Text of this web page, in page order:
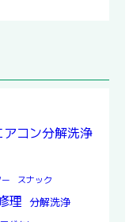
アコン分解洗浄
スナック
理 分解洗浄